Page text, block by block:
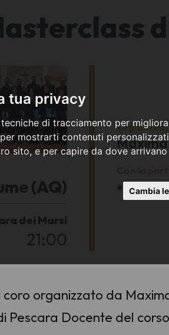
tua privacy
di tracciamento per
mostrarti contenuti
sito, e per capire da dove
Cambia
(AQ)
dei Marsi
21:00
Coro
organizzato da
Pescara Docente del